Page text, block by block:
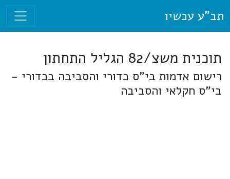
תב"ע עכשיו
תוכנית משצ/82 הגליל התחתון
רישום אדמות בי"ס כדורי והסביבה בכדורי -
בי"ס חקלאי והסביבה